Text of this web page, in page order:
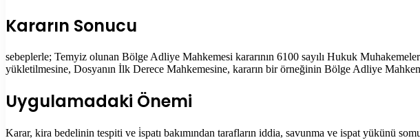
Kararın Sonucu
sebeplerle; Temyiz olunan Bölge Adliye Mahkemesi kararının 6100 sayılı Hukuk
yükletilmesine, Dosyanın İlk Derece Mahkemesine, kararın bir örneğinin Bölge Adliye
Uygulamadaki Önemi
Karar, kira bedelinin tespiti ve i̇spatı bakımından tarafların iddia, savunma ve ispat yükünü